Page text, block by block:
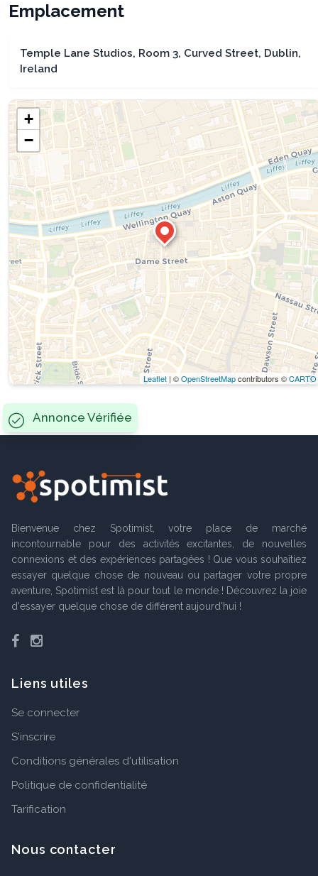
Emplacement
Temple Lane Studios, Room 3, Curved Street, Dublin,
Ireland
+
−
Leaflet | ©OpenStreetMapcontributors ©CARTO
Annonce Vérifiée
Bienvenue chez Spotimist, votre place de marché
incontournable pour des activités excitantes, de nouvelles
connexions et des expériences partagées ! Que vous souhaitiez
essayer quelque chose de nouveau ou partager votre propre
aventure, Spotimist est là pour tout le monde ! Découvrez la joie
d'essayer quelque chose de différent aujourd'hui !
Facebook
Instagram
Liens utiles
Se connecter
S'inscrire
Conditions générales d'utilisation
Politique de confidentialité
Tarification
Nous contacter